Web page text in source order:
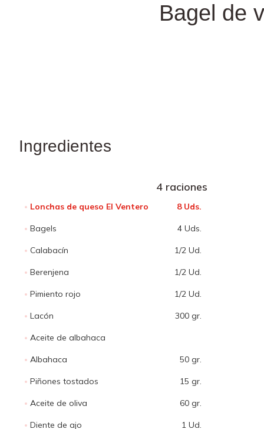
Bagel de
Ingredientes
4 raciones
Lonchas de queso El Ventero 8 Uds.
Bagels 4 Uds.
Calabacín 1/2 Ud.
Berenjena 1/2 Ud.
Pimiento rojo 1/2 Ud.
Lacón 300 gr.
Aceite de albahaca
Albahaca 50 gr.
Piñones tostados 15 gr.
Aceite de oliva 60 gr.
Diente de ajo 1 Ud.